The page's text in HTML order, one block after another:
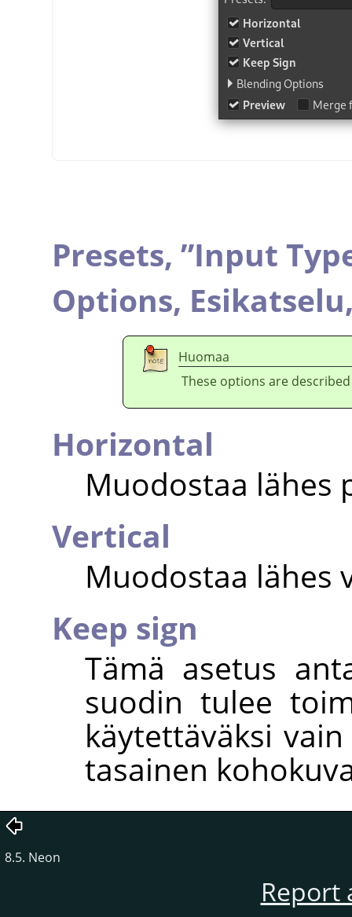
Presets, ”Input
Options,
Huomaa
These options are
Horizontal
Muodostaa lähes
Vertical
Muodostaa lähes
Keep sign
Tämä asetus
suodin tulee
käytettäväksi
tasainen
8.5. Neon
Report